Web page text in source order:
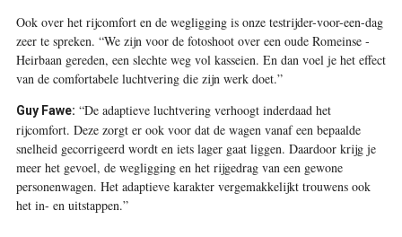
Ook over het rijcomfort en de wegligging is onze testrijder-voor-een-dag
zeer te spreken. “We zijn voor de fotoshoot over een oude Romeinse ­
Heirbaan gereden, een slechte weg vol kasseien. En dan voel je het effect
van de comfortabele luchtvering die zijn werk doet.”
Guy Fawe: “De adaptieve luchtvering verhoogt inderdaad het
rijcomfort. Deze zorgt er ook voor dat de wagen vanaf een bepaalde
snelheid gecorrigeerd wordt en iets lager gaat liggen. Daardoor krijg je
meer het gevoel, de wegligging en het rijgedrag van een gewone
personenwagen. Het adaptieve karakter vergemakkelijkt trouwens ook
het in- en uitstappen.”